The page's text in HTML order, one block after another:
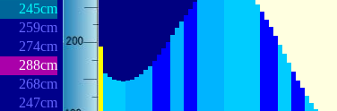
245cm
259cm
274cm
288cm
268cm
247cm